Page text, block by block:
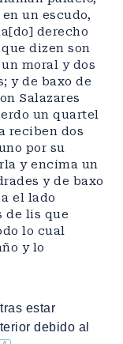
un escudo,
derecho
dizen son
moral y dos
y de baxo de
Salazares
un quartel
reciben dos
por su
y encima un
y de baxo
el lado
de lis que
lo cual
y lo
estar
debido al